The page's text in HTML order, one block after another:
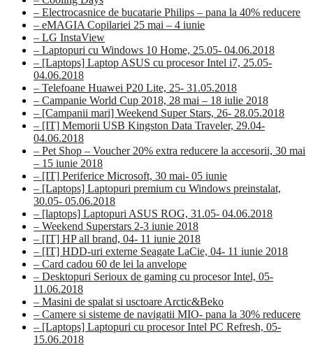
– Electrocasnice de bucatarie Philips – pana la 40% reducere
– eMAGIA Copilariei 25 mai – 4 iunie
– LG InstaView
– Laptopuri cu Windows 10 Home, 25.05- 04.06.2018
– [Laptops] Laptop ASUS cu procesor Intel i7, 25.05-
04.06.2018
– Telefoane Huawei P20 Lite, 25- 31.05.2018
– Campanie World Cup 2018, 28 mai – 18 iulie 2018
– [Campanii mari] Weekend Super Stars, 26- 28.05.2018
– [IT] Memorii USB Kingston Data Traveler, 29.04-
04.06.2018
– Pet Shop – Voucher 20% extra reducere la accesorii, 30 mai
– 15 iunie 2018
– [IT] Periferice Microsoft, 30 mai- 05 iunie
– [Laptops] Laptopuri premium cu Windows preinstalat,
30.05- 05.06.2018
– [laptops] Laptopuri ASUS ROG, 31.05- 04.06.2018
– Weekend Superstars 2-3 iunie 2018
– [IT] HP all brand, 04- 11 iunie 2018
– [IT] HDD-uri externe Seagate LaCie, 04- 11 iunie 2018
– Card cadou 60 de lei la anvelope
– Desktopuri Serioux de gaming cu procesor Intel, 05-
11.06.2018
– Masini de spalat si usctoare Arctic&Beko
– Camere si sisteme de navigatii MIO- pana la 30% reducere
– [Laptops] Laptopuri cu procesor Intel PC Refresh, 05-
15.06.2018